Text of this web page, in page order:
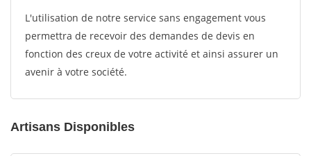
L'utilisation de notre service sans engagement vous
permettra de recevoir des demandes de devis en
fonction des creux de votre activité et ainsi assurer un
avenir à votre société.
Artisans Disponibles